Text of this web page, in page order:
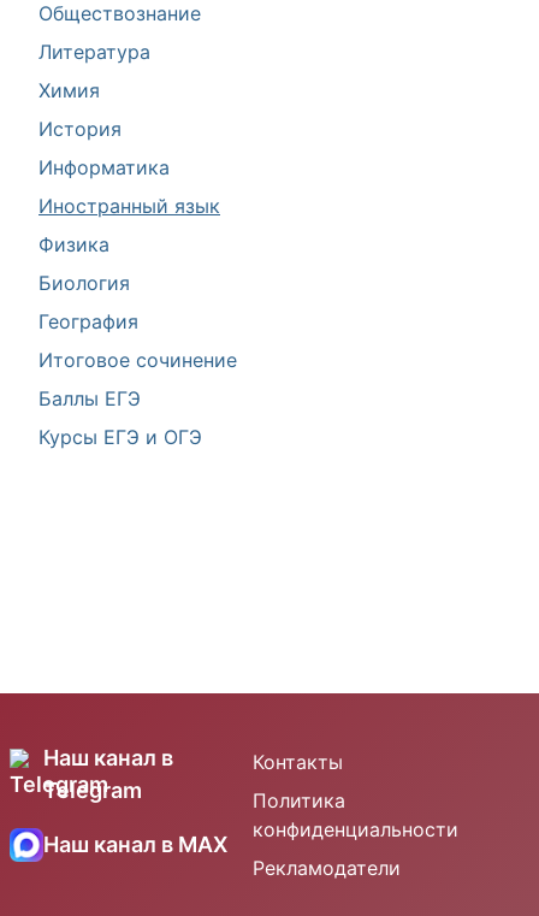
Обществознание
Литература
Химия
История
Информатика
Иностранный язык
Физика
Биология
География
Итоговое сочинение
Баллы ЕГЭ
Курсы ЕГЭ и ОГЭ
Наш канал в
Telegram
Наш канал в MAX
Контакты
Политика
конфиденциальности
Рекламодатели